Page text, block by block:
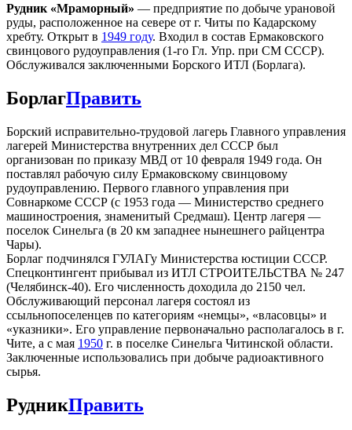
Рудник «Мраморный» — предприятие по добыче урановой
руды, расположенное на севере от г. Читы по Кадарскому
хребту. Открыт в 1949 году. Входил в состав Ермаковского
свинцового рудоуправления (1-го Гл. Упр. при СМ СССР).
Обслуживался заключенными Борского ИТЛ (Борлага).
БорлагПравить
Борский исправительно-трудовой лагерь Главного управления
лагерей Министерства внутренних дел СССР был
организован по приказу МВД от 10 февраля 1949 года. Он
поставлял рабочую силу Ермаковскому свинцовому
рудоуправлению. Первого главного управления при
Совнаркоме СССР (с 1953 года — Министерство среднего
машиностроения, знаменитый Средмаш). Центр лагеря —
поселок Синельга (в 20 км западнее нынешнего райцентра
Чары).
Борлаг подчинялся ГУЛАГу Министерства юстиции СССР.
Спецконтингент прибывал из ИТЛ СТРОИТЕЛЬСТВА № 247
(Челябинск-40). Его численность доходила до 2150 чел.
Обслуживающий персонал лагеря состоял из
ссыльнопоселенцев по категориям «немцы», «власовцы» и
«указники». Его управление первоначально располагалось в г.
Чите, а с мая 1950 г. в поселке Синельга Читинской области.
Заключенные использовались при добыче радиоактивного
сырья.
РудникПравить